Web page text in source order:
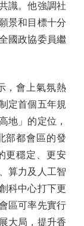
識。他強調社
景和目標十分
國政協委員繼
會上氣氛熱
定首個五年規
地」的定位，
部都會區的發
更穩定、更安
算力及人工智
科中心打下更
區可率先實行
大局，提升香